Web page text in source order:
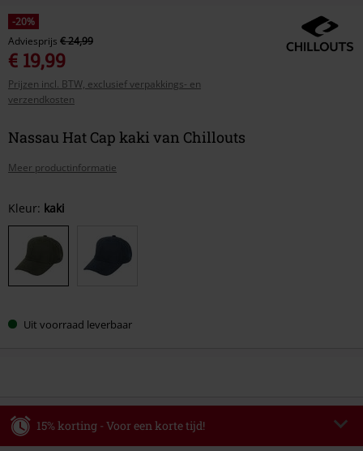
-20%
Adviesprijs € 24,99
€ 19,99
Prijzen incl. BTW, exclusief verpakkings- en
verzendkosten
Nassau Hat Cap kaki van Chillouts
Meer productinformatie
Kies
je
maat
Kleur: kaki
Uit voorraad leverbaar
15% korting - Voor een korte tijd!